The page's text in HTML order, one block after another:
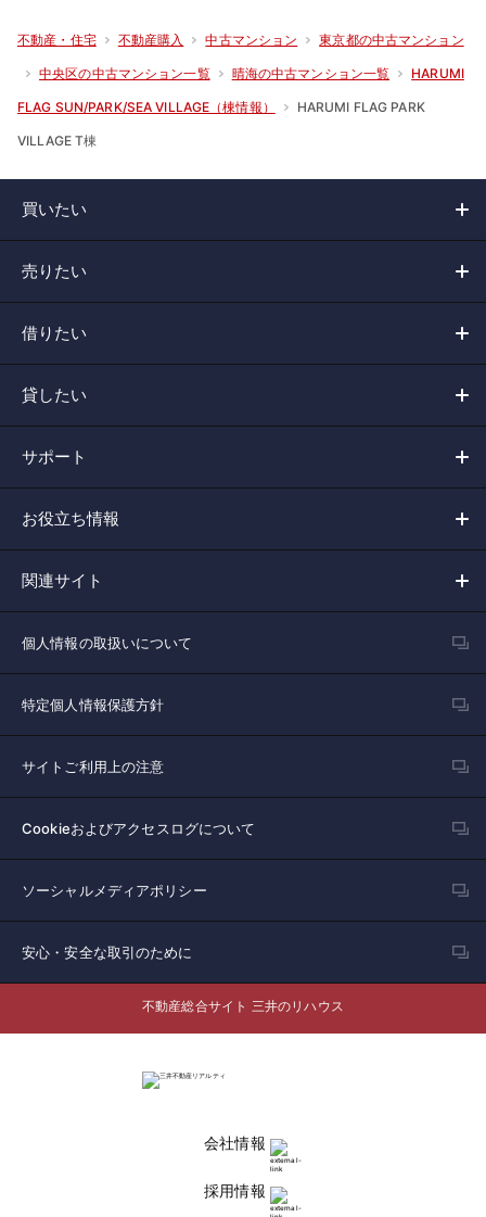
不動産・住宅 不動産購入 中古マンション 東京都の中古マンション
中央区の中古マンション一覧 晴海の中古マンション一覧 HARUMI
FLAG SUN/PARK/SEA VILLAGE（棟情報） HARUMI FLAG PARK
VILLAGE T棟
買いたい
売りたい
借りたい
貸したい
サポート
お役立ち情報
関連サイト
個人情報の取扱いについて
特定個人情報保護方針
サイトご利用上の注意
Cookieおよびアクセスログについて
ソーシャルメディアポリシー
安心・安全な取引のために
不動産総合サイト 三井のリハウス
会社情報
採用情報